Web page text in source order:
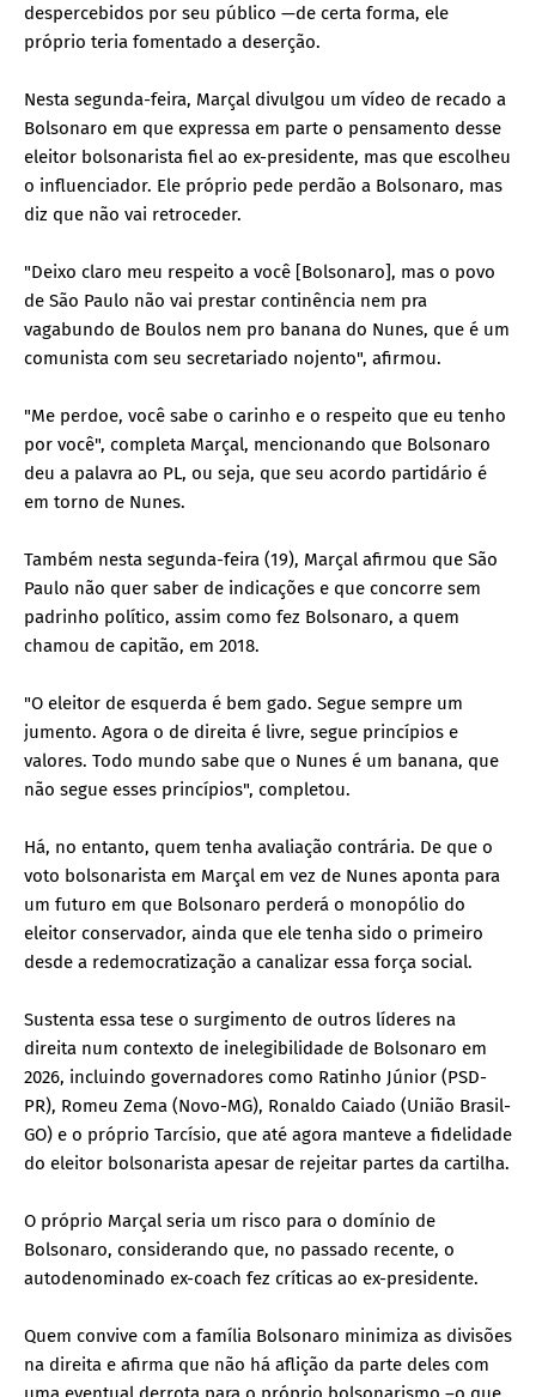
despercebidos por seu público —de certa forma, ele
próprio teria fomentado a deserção.
Nesta segunda-feira, Marçal divulgou um vídeo de recado a
Bolsonaro em que expressa em parte o pensamento desse
eleitor bolsonarista fiel ao ex-presidente, mas que escolheu
o influenciador. Ele próprio pede perdão a Bolsonaro, mas
diz que não vai retroceder.
"Deixo claro meu respeito a você [Bolsonaro], mas o povo
de São Paulo não vai prestar continência nem pra
vagabundo de Boulos nem pro banana do Nunes, que é um
comunista com seu secretariado nojento", afirmou.
"Me perdoe, você sabe o carinho e o respeito que eu tenho
por você", completa Marçal, mencionando que Bolsonaro
deu a palavra ao PL, ou seja, que seu acordo partidário é
em torno de Nunes.
Também nesta segunda-feira (19), Marçal afirmou que São
Paulo não quer saber de indicações e que concorre sem
padrinho político, assim como fez Bolsonaro, a quem
chamou de capitão, em 2018.
"O eleitor de esquerda é bem gado. Segue sempre um
jumento. Agora o de direita é livre, segue princípios e
valores. Todo mundo sabe que o Nunes é um banana, que
não segue esses princípios", completou.
Há, no entanto, quem tenha avaliação contrária. De que o
voto bolsonarista em Marçal em vez de Nunes aponta para
um futuro em que Bolsonaro perderá o monopólio do
eleitor conservador, ainda que ele tenha sido o primeiro
desde a redemocratização a canalizar essa força social.
Sustenta essa tese o surgimento de outros líderes na
direita num contexto de inelegibilidade de Bolsonaro em
2026, incluindo governadores como Ratinho Júnior (PSD-
PR), Romeu Zema (Novo-MG), Ronaldo Caiado (União Brasil-
GO) e o próprio Tarcísio, que até agora manteve a fidelidade
do eleitor bolsonarista apesar de rejeitar partes da cartilha.
O próprio Marçal seria um risco para o domínio de
Bolsonaro, considerando que, no passado recente, o
autodenominado ex-coach fez críticas ao ex-presidente.
Quem convive com a família Bolsonaro minimiza as divisões
na direita e afirma que não há aflição da parte deles com